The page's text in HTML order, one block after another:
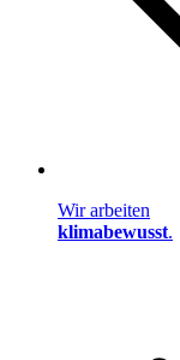
Wir arbeiten
klimabewusst.